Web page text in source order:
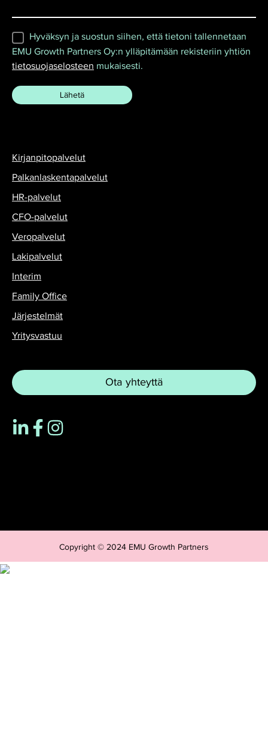
Hyväksyn ja suostun siihen, että tietoni tallennetaan
EMU Growth Partners Oy:n ylläpitämään rekisteriin yhtiön
tietosuojaselosteen mukaisesti.
Kirjanpitopalvelut
Palkanlaskentapalvelut
HR-palvelut
CFO-palvelut
Veropalvelut
Lakipalvelut
Interim
Family Office
Järjestelmät
Yritysvastuu
Ota yhteyttä
Copyright © 2024 EMU Growth Partners